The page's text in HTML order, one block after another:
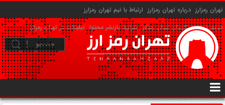
تهران رمزارز درباره تهران رمزارز ارتباط با تیم تهران رمزارز
حریم شخصی کاربران تهران رمزارز شرایط بازنشر محتوا تبلیغات در تهران رمزارز